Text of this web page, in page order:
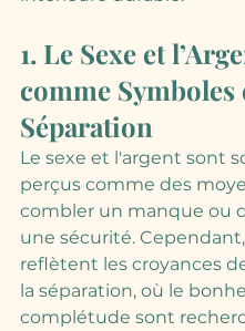
1. Le Sexe et
comme Symboles
Séparation
Le sexe et l'argent sont
perçus comme des
combler un manque ou
une sécurité.
reflètent les croyances
la séparation, où le
complétude sont